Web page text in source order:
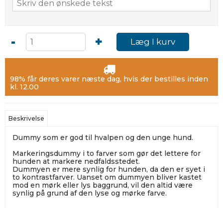
- + Læg I kurv
98% får deres varer næste dag, hvis der bestilles inden
kl. 12.00
Beskrivelse
Dummy som er god til hvalpen og den unge hund.
Markeringsdummy i to farver som gør det lettere for
hunden at markere nedfaldsstedet.
Dummyen er mere synlig for hunden, da den er syet i
to kontrastfarver. Uanset om dummyen bliver kastet
mod en mørk eller lys baggrund, vil den altid være
synlig på grund af den lyse og mørke farve.